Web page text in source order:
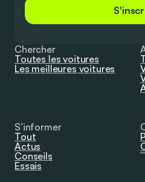
Chercher
Toutes les voitures
Les meilleures voitures
S’informer
Tout
Actus
Conseils
Essais